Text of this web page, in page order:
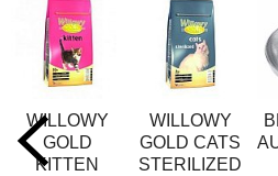
WILLOWY
GOLD
KITTEN
WILLOWY
GOLD CATS
STERILIZED